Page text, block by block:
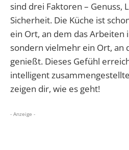
sind drei Faktoren – Genuss,
Sicherheit. Die Küche ist
ein Ort, an dem das
sondern vielmehr ein Ort, an
genießt. Dieses Gefühl
intelligent
zeigen dir, wie es geht!
- Anzeige -